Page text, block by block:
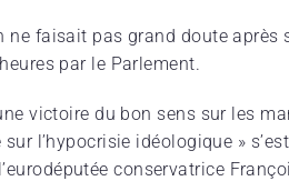
ne faisait pas grand doute après
par le Parlement.
victoire du bon sens sur les
l’hypocrisie idéologique »
conservatrice